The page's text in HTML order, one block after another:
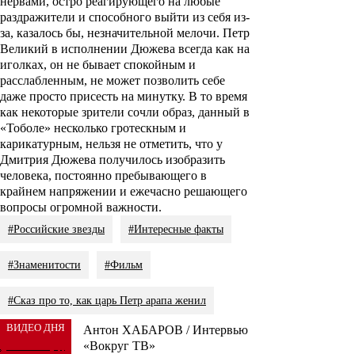
раздражители и способного выйти из себя из-
за, казалось бы, незначительной мелочи. Петр
Великий в исполнении Дюжева всегда как на
иголках, он не бывает спокойным и
расслабленным, не может позволить себе
даже просто присесть на минутку. В то время
как некоторые зрители сочли образ, данный в
«Тоболе» несколько гротескным и
карикатурным, нельзя не отметить, что у
Дмитрия Дюжева получилось изобразить
человека, постоянно пребывающего в
крайнем напряжении и ежечасно решающего
вопросы огромной важности.
#Российские звезды #Интересные факты
#Знаменитости #Фильм
#Сказ про то, как царь Петр арапа женил
ВИДЕО ДНЯ
Антон ХАБАРОВ / Интервью
«Вокруг ТВ»